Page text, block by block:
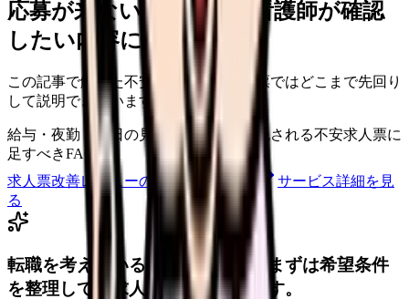
応募が来ない求人票を、看護師が確認
したい内容に直せます
この記事で触れた不安を、自院の求人票ではどこまで先回り
して説明できていますか？
給与・夜勤・休日の見せ方応募前に離脱される不安求人票に
足すべきFAQ
求人票改善レビューの見積もりを依頼
サービス詳細を見
る
転職を考えている看護師さんへ。まずは希望条件
を整理して、求人を見比べられます。